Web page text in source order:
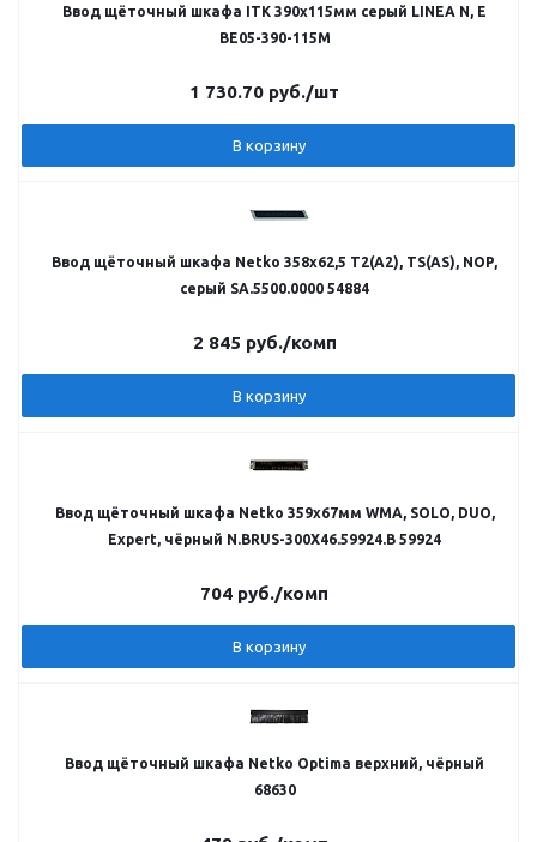
Ввод щёточный шкафа ITK 390х115мм серый LINEA N, E
BE05-390-115M
1 730.70 руб./шт
В корзину
Ввод щёточный шкафа Netko 358x62,5 T2(A2), TS(AS), NOP,
серый SA.5500.0000 54884
2 845 руб./комп
В корзину
Ввод щёточный шкафа Netko 359х67мм WMA, SOLO, DUO,
Expert, чёрный N.BRUS-300X46.59924.B 59924
704 руб./комп
В корзину
Ввод щёточный шкафа Netko Optima верхний, чёрный
68630